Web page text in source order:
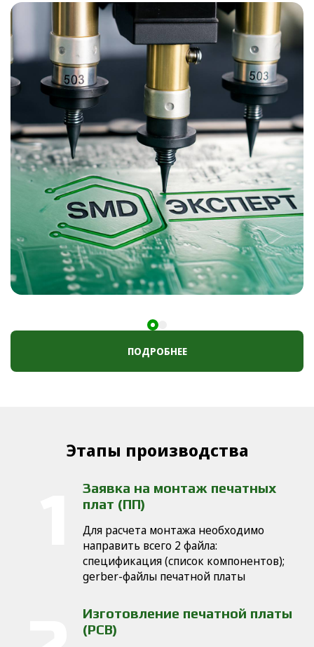
ПОДРОБНЕЕ
Этапы производства
Заявка на монтаж печатных
плат (ПП)
Для расчета монтажа необходимо
направить всего 2 файла:
cпецификация (список компонентов);
gerber-файлы печатной платы
Изготовление печатной платы
(PCB)